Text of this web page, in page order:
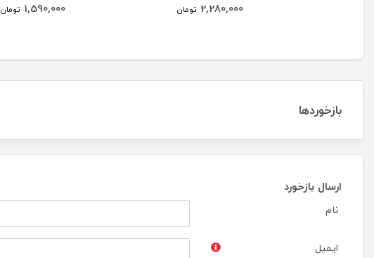
2,280,000 تومان 1,590,000 تومان
بازخوردها
ارسال بازخورد
نام
ایمیل